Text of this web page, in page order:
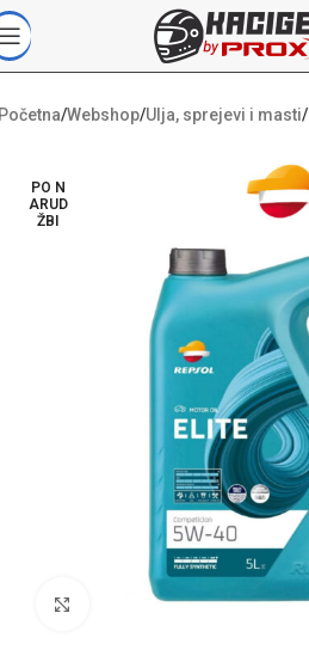
/Webshop/Ulja, sprejevi i masti/
PO N
ARUD
ŽBI
Klikni da uvećaš sliku